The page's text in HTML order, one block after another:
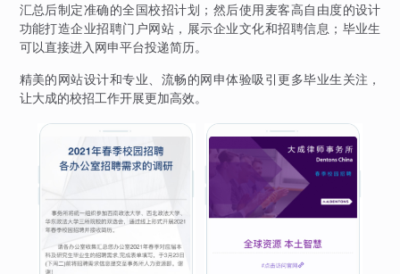
汇总后制定准确的全国校招计划；然后使用麦客高自由度的设计
功能打造企业招聘门户网站，展示企业文化和招聘信息；毕业生
可以直接进入网申平台投递简历。
精美的网站设计和专业、流畅的网申体验吸引更多毕业生关注，
让大成的校招工作开展更加高效。